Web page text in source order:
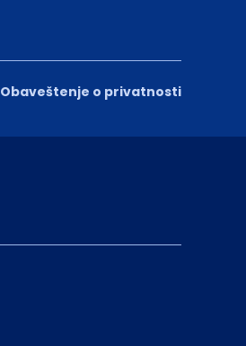
Obaveštenje o privatnosti